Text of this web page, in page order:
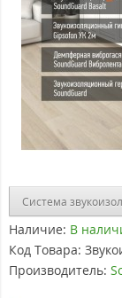
Система
Наличие: В
Код Товара:
Производитель: